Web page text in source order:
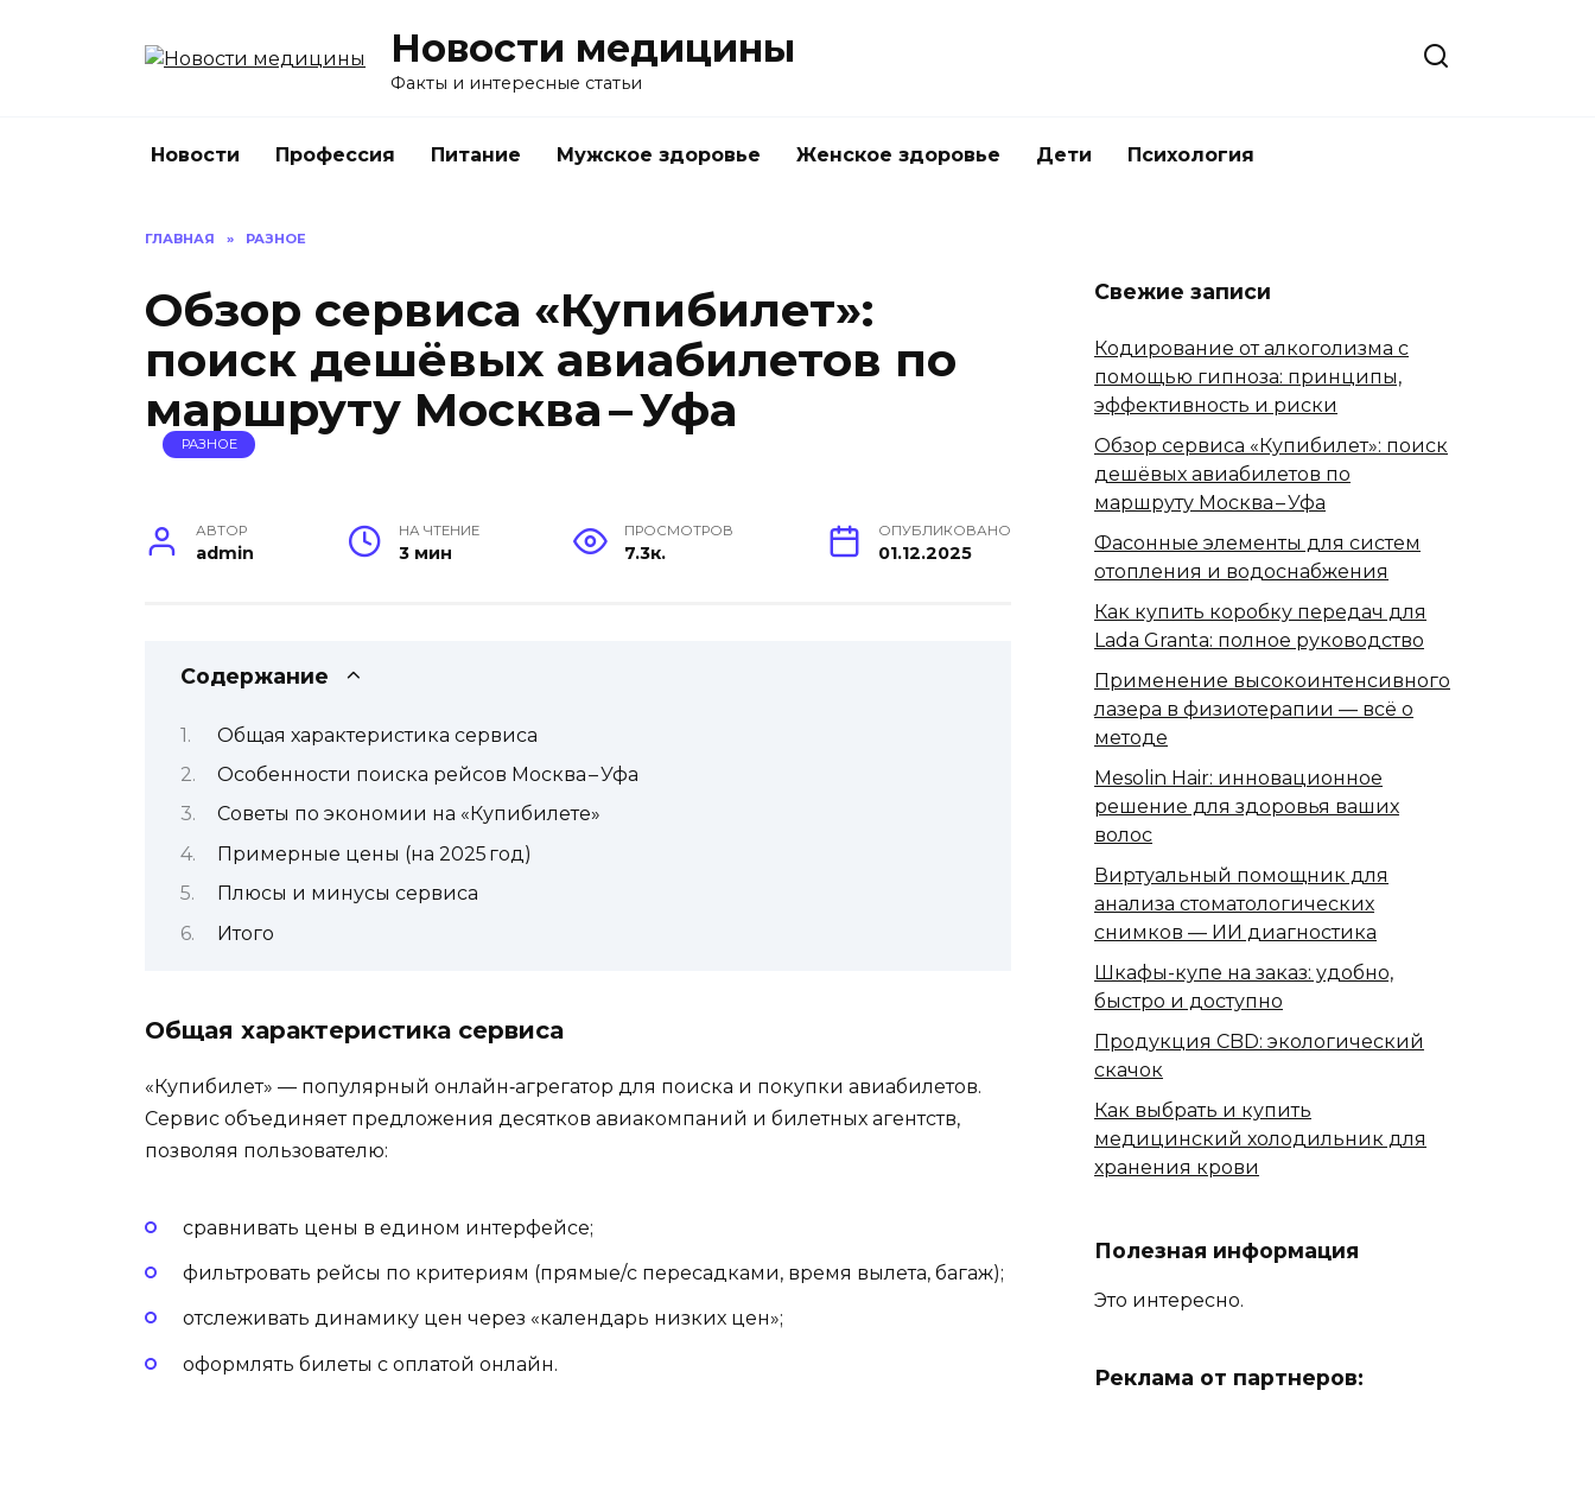
Новости медицины
Факты и интересные статьи
Новости Профессия Питание Мужское здоровье Женское здоровье Дети Психология
ГЛАВНАЯ » РАЗНОЕ
Обзор сервиса «Купибилет»:
поиск дешёвых авиабилетов по
маршруту Москва – Уфа
РАЗНОЕ
АВТОР
admin
НА ЧТЕНИЕ
3 мин
ПРОСМОТРОВ
7.3к.
ОПУБЛИКОВАНО
01.12.2025
Содержание
Общая характеристика сервиса
Особенности поиска рейсов Москва – Уфа
Советы по экономии на «Купибилете»
Примерные цены (на 2025 год)
Плюсы и минусы сервиса
Итого
Общая характеристика сервиса
«Купибилет» — популярный онлайн‑агрегатор для поиска и покупки авиабилетов.
Сервис объединяет предложения десятков авиакомпаний и билетных агентств,
позволяя пользователю:
сравнивать цены в едином интерфейсе;
фильтровать рейсы по критериям (прямые/с пересадками, время вылета, багаж);
отслеживать динамику цен через «календарь низких цен»;
оформлять билеты с оплатой онлайн.
Свежие записи
Кодирование от алкоголизма с
помощью гипноза: принципы,
эффективность и риски
Обзор сервиса «Купибилет»: поиск
дешёвых авиабилетов по
маршруту Москва – Уфа
Фасонные элементы для систем
отопления и водоснабжения
Как купить коробку передач для
Lada Granta: полное руководство
Применение высокоинтенсивного
лазера в физиотерапии — всё о
методе
Mesolin Hair: инновационное
решение для здоровья ваших
волос
Виртуальный помощник для
анализа стоматологических
снимков — ИИ диагностика
Шкафы-купе на заказ: удобно,
быстро и доступно
Продукция CBD: экологический
скачок
Как выбрать и купить
медицинский холодильник для
хранения крови
Полезная информация
Это интересно.
Реклама от партнеров: